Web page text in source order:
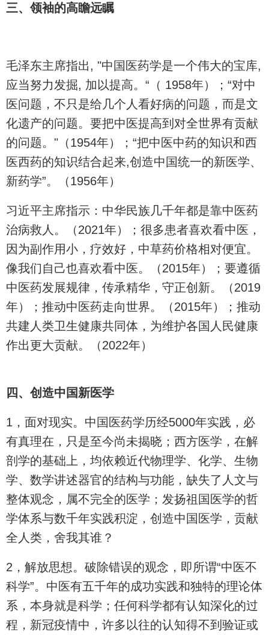
三、领袖的高瞻远瞩
毛泽东主席指出, "中国医药学是一个伟大的宝库,
应当努力发掘, 加以提高。“（ 1958年）；“对中
医问题，不只是给几个人看好病的问题，而是文
化遗产的问题。要把中医提高到对全世界有贡献
的问题。"（1954年）；“把中医中药的知识和西
医西药的知识结合起来,创造中国统一的新医学、
新药学”。（1956年）
习近平主席指示：中华民族几千年都是靠中医药
治病救人。（2021年）；很多患者喜欢看中医，
因为副作用小，疗效好，中草药价格相对便宜。
像我们自己也喜欢看中医。（2015年）；要遵循
中医药发展规律，传承精华，守正创新。（2019
年）；推动中医药走向世界。（2015年）；推动
共建人类卫生健康共同体，为维护各国人民健康
作出更大贡献。（2022年）
四、创造中国新医学
1，面对现实。中国医药学历经5000年实践，必
有真理在，只是至今尚未揭晓；西方医学，在解
剖学的基础上，均依赖近代物理学、化学、生物
学、数学讲述器官的结构与功能，缺失了人文与
整体观念，属不完全的医学；发扬祖国医学的哲
学体系与数千年实践积淀，创造中国医学，贡献
全人类，舍我其谁？
2，解放思想。破除错误的观念，即所谓“中医不
科学”。中医有五千年的成功实践和独特的理论体
系，本身就是科学；任何科学都有认知深化的过
程，新冠疫情中，许多以往的认知得不到验证或